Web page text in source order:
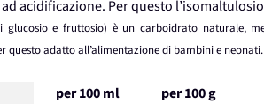
acidificazione. Per questo
glucosio e fruttosio) è un carboidrato naturale,
questo adatto all’alimentazione di bambini e neonati.
per 100 ml
per 100 g